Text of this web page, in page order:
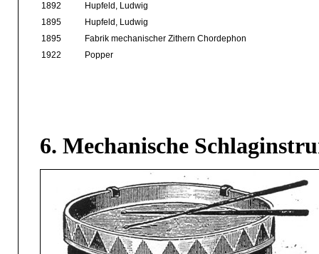
1892
Hupfeld, Ludwig
1895
Hupfeld, Ludwig
1895
Fabrik mechanischer Zithern Chordephon
1922
Popper
6. Mechanische